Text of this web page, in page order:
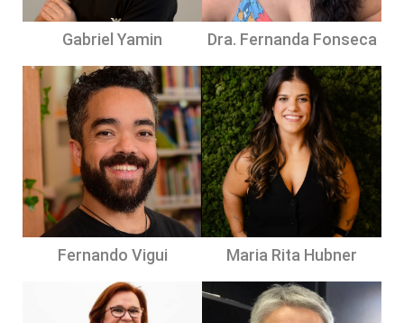
Gabriel Yamin Dra. Fernanda Fonseca
Fernando Vigui Maria Rita Hubner